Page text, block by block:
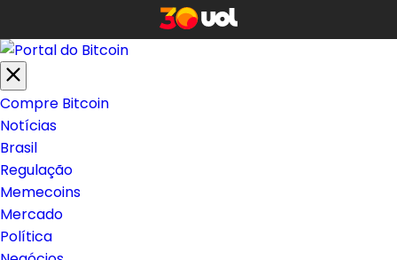
Compre Bitcoin
Notícias
Brasil
Regulação
Memecoins
Mercado
Política